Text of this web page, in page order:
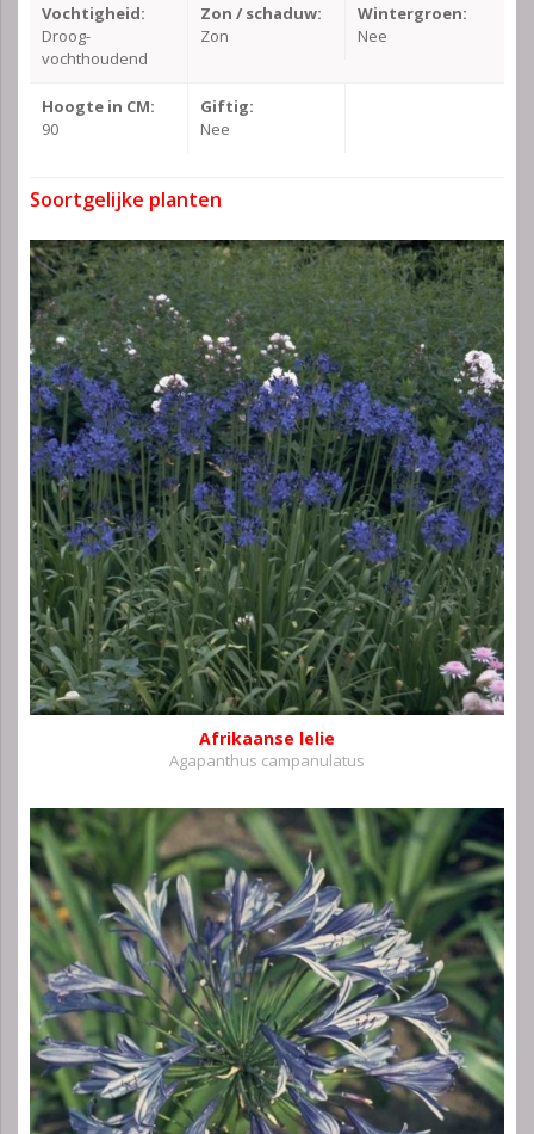
Vochtigheid:
Droog-
vochthoudend
Zon / schaduw:
Zon
Wintergroen:
Nee
Hoogte in CM:
90
Giftig:
Nee
Soortgelijke planten
Afrikaanse lelie
Agapanthus campanulatus